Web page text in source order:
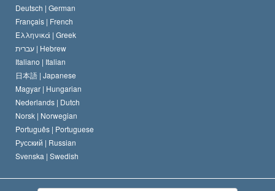
Deutsch | German
Français | French
Ελληνικά | Greek
עברית | Hebrew
Italiano | Italian
日本語 | Japanese
Magyar | Hungarian
Nederlands | Dutch
Norsk | Norwegian
Português | Portuguese
Русский | Russian
Svenska | Swedish